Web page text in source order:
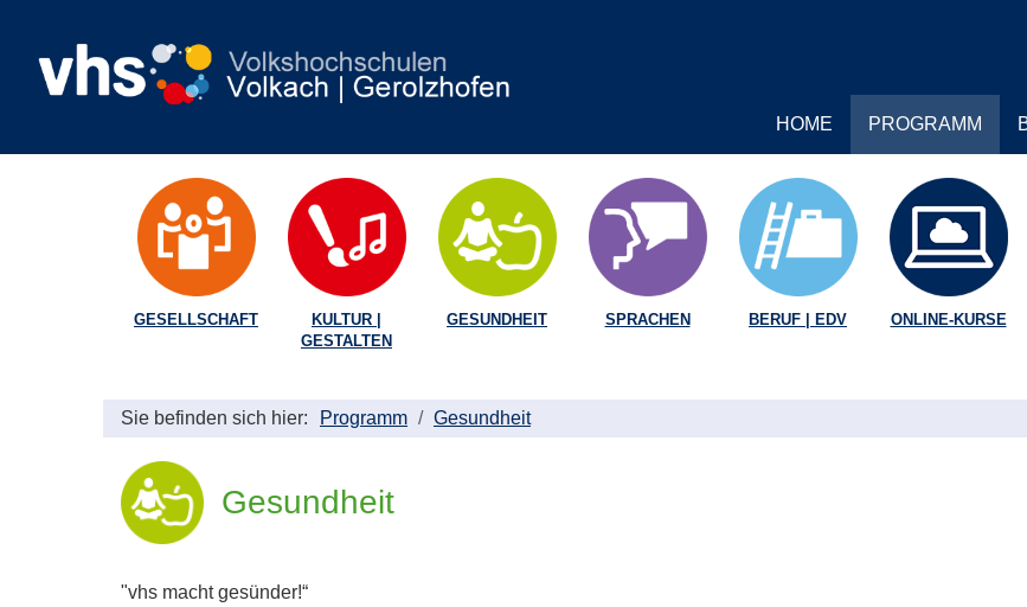
HOME PROGRAMM
GESELLSCHAFT
KULTUR |
GESTALTEN
GESUNDHEIT SPRACHEN BERUF | EDV ONLINE-KURSE
Sie befinden sich hier: Programm Gesundheit
Gesundheit
"vhs macht gesünder!“